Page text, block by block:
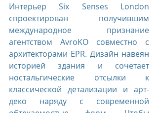
Интерьер Six Senses London
спроектирован получившим
международное признание
агентством AvroKO совместно с
архитекторами EPR. Дизайн навеян
историей здания и сочетает
ностальгические отсылки к
классической детализации и арт-
деко наряду с современной